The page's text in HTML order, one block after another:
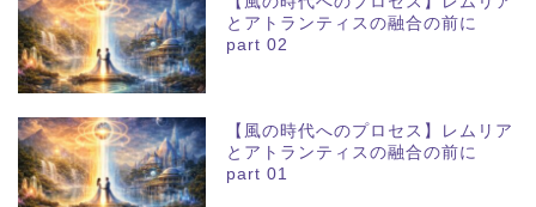
とアトランティスの融合の前に
part 02
【風の時代へのプロセス】レムリア
とアトランティスの融合の前に
part 01